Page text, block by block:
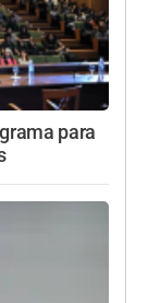
para